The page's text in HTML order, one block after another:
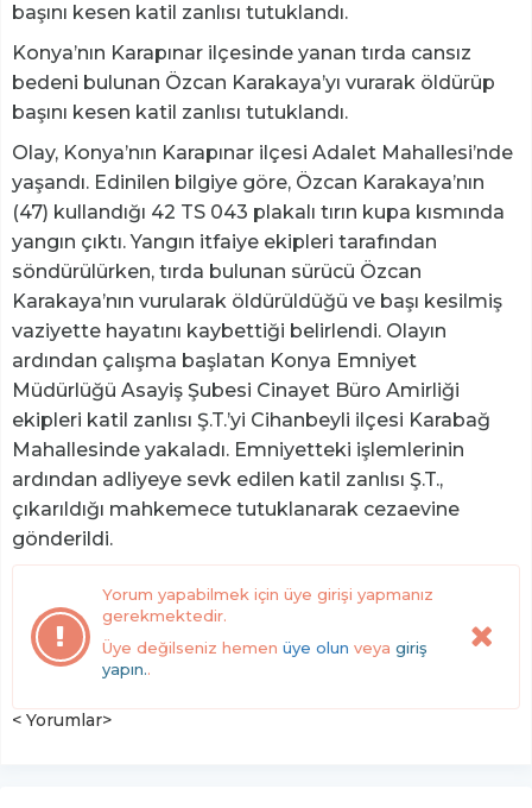
başını kesen katil zanlısı tutuklandı.
Konya’nın Karapınar ilçesinde yanan tırda cansız
bedeni bulunan Özcan Karakaya’yı vurarak öldürüp
başını kesen katil zanlısı tutuklandı.
Olay, Konya’nın Karapınar ilçesi Adalet Mahallesi’nde
yaşandı. Edinilen bilgiye göre, Özcan Karakaya’nın
(47) kullandığı 42 TS 043 plakalı tırın kupa kısmında
yangın çıktı. Yangın itfaiye ekipleri tarafından
söndürülürken, tırda bulunan sürücü Özcan
Karakaya’nın vurularak öldürüldüğü ve başı kesilmiş
vaziyette hayatını kaybettiği belirlendi. Olayın
ardından çalışma başlatan Konya Emniyet
Müdürlüğü Asayiş Şubesi Cinayet Büro Amirliği
ekipleri katil zanlısı Ş.T.’yi Cihanbeyli ilçesi Karabağ
Mahallesinde yakaladı. Emniyetteki işlemlerinin
ardından adliyeye sevk edilen katil zanlısı Ş.T.,
çıkarıldığı mahkemece tutuklanarak cezaevine
gönderildi.
Yorum yapabilmek için üye girişi yapmanız
gerekmektedir.
Üye değilseniz hemen üye olun veya giriş
yapın..
< Yorumlar>